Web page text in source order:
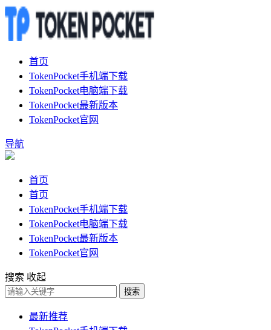
首页
TokenPocket手机端下载
TokenPocket电脑端下载
TokenPocket最新版本
TokenPocket官网
导航
首页
首页
TokenPocket手机端下载
TokenPocket电脑端下载
TokenPocket最新版本
TokenPocket官网
搜索 收起
搜索
最新推荐